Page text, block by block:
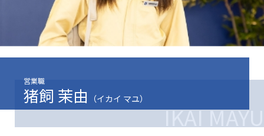
営業職
猪飼 茉由 （イカイ マユ）
IKAI MAYU